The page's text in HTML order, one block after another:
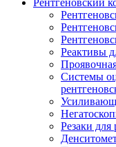
Рентгеновский
Реактивы
Системы
Резаки для